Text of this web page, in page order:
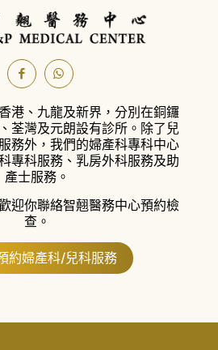
港、九龍及新界，分別在銅鑼
荃灣及元朗設有診所。 除了兒
務外，我們的婦產科專科中心
專科服務、乳房外科服務及助
產士服務。
迎你聯絡智翹醫務中心預約檢
查。
約婦產科/兒科服務